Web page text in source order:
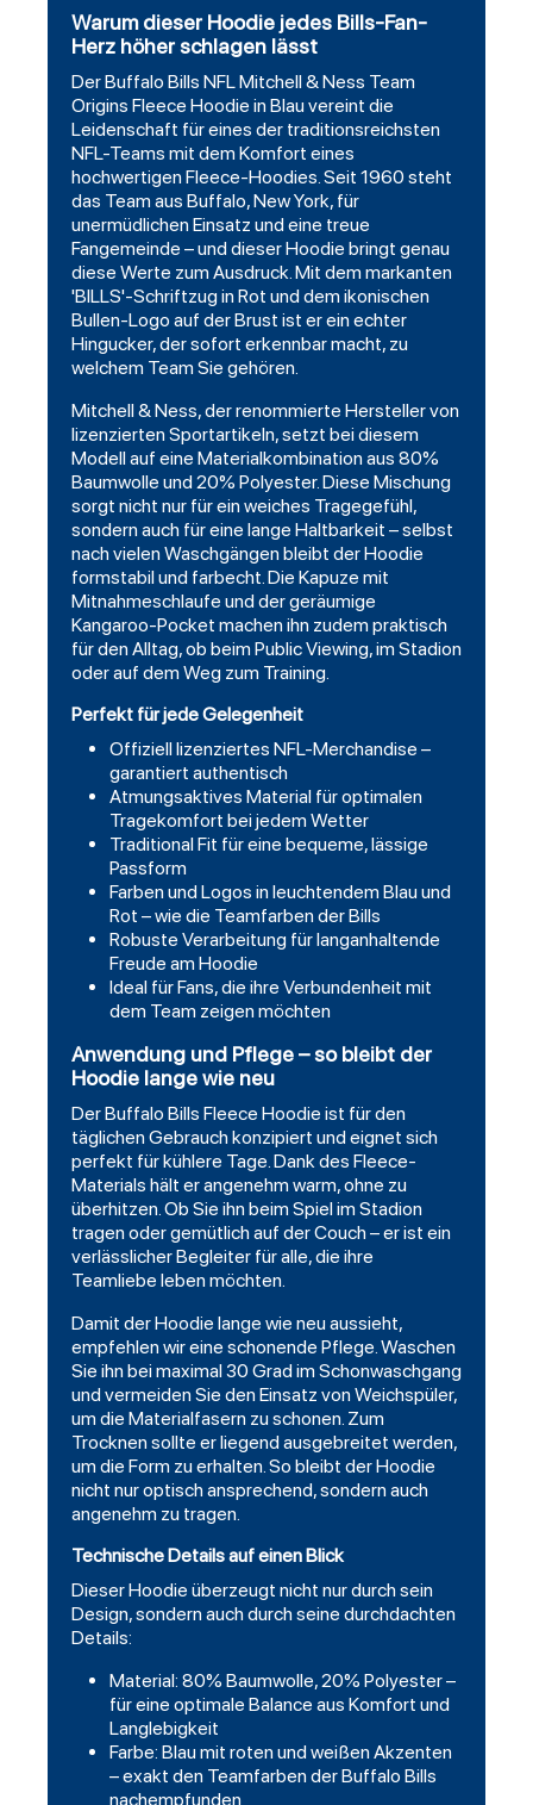
Warum dieser Hoodie jedes Bills-Fan-
Herz höher schlagen lässt
DerBuffalo Bills NFL Mitchell & Ness Team
Origins Fleece Hoodie in Blau vereint die
Leidenschaft für eines der traditionsreichsten
NFL-Teams mit dem Komfort eines
hochwertigen Fleece-Hoodies. Seit 1960 steht
das Team aus Buffalo, New York, für
unermüdlichen Einsatz und eine treue
Fangemeinde – und dieser Hoodie bringt genau
diese Werte zum Ausdruck. Mit dem markanten
'BILLS'-Schriftzug in Rot und dem ikonischen
Bullen-Logo auf der Brust ist er ein echter
Hingucker, der sofort erkennbar macht, zu
welchem Team Sie gehören.
Mitchell & Ness, der renommierte Hersteller von
lizenzierten Sportartikeln, setzt bei diesem
Modell auf eine Materialkombination aus 80%
Baumwolle und 20% Polyester. Diese Mischung
sorgt nicht nur für ein weiches Tragegefühl,
sondern auch für eine lange Haltbarkeit – selbst
nach vielen Waschgängen bleibt der Hoodie
formstabil und farbecht. Die Kapuze mit
Mitnahmeschlaufe und der geräumige
Kangaroo-Pocket machen ihn zudem praktisch
für den Alltag, ob beim Public Viewing, im Stadion
oder auf dem Weg zum Training.
Perfekt für jede Gelegenheit
Offiziell lizenziertes NFL-Merchandise –
garantiert authentisch
Atmungsaktives Material für optimalen
Tragekomfort bei jedem Wetter
Traditional Fit für eine bequeme, lässige
Passform
Farben und Logos in leuchtendem Blau und
Rot – wie die Teamfarben der Bills
Robuste Verarbeitung für langanhaltende
Freude am Hoodie
Ideal für Fans, die ihre Verbundenheit mit
dem Team zeigen möchten
Anwendung und Pflege – so bleibt der
Hoodie lange wie neu
Der Buffalo Bills Fleece Hoodie ist für den
täglichen Gebrauch konzipiert und eignet sich
perfekt für kühlere Tage. Dank des Fleece-
Materials hält er angenehm warm, ohne zu
überhitzen. Ob Sie ihn beim Spiel im Stadion
tragen oder gemütlich auf der Couch – er ist ein
verlässlicher Begleiter für alle, die ihre
Teamliebe leben möchten.
Damit der Hoodie lange wie neu aussieht,
empfehlen wir eine schonende Pflege. Waschen
Sie ihn bei maximal 30 Grad im Schonwaschgang
und vermeiden Sie den Einsatz von Weichspüler,
um die Materialfasern zu schonen. Zum
Trocknen sollte er liegend ausgebreitet werden,
um die Form zu erhalten. So bleibt der Hoodie
nicht nur optisch ansprechend, sondern auch
angenehm zu tragen.
Technische Details auf einen Blick
Dieser Hoodie überzeugt nicht nur durch sein
Design, sondern auch durch seine durchdachten
Details:
Material: 80% Baumwolle, 20% Polyester –
für eine optimale Balance aus Komfort und
Langlebigkeit
Farbe: Blau mit roten und weißen Akzenten
– exakt den Teamfarben der Buffalo Bills
nachempfunden